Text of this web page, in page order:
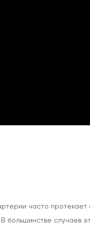
часто
большинстве случаев